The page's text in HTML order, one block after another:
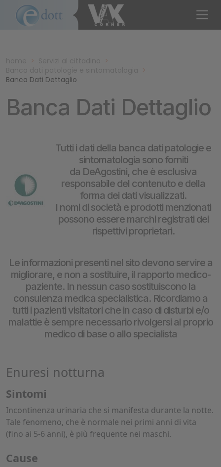
>
>
>
Banca Dati Dettaglio
Banca Dati Dettaglio
Tutti i dati della banca dati patologie e
sintomatologia sono forniti
da DeAgostini, che è esclusiva
responsabile del contenuto e della
forma dei dati visualizzati.
I nomi di società e prodotti menzionati
possono essere marchi registrati dei
rispettivi proprietari.
Le informazioni presenti nel sito devono servire a
migliorare, e non a sostituire, il rapporto medico-
paziente. In nessun caso sostituiscono la
consulenza medica specialistica. Ricordiamo a
tutti i pazienti visitatori che in caso di disturbi e/o
malattie è sempre necessario rivolgersi al proprio
medico di base o allo specialista
Enuresi notturna
Sintomi
Incontinenza urinaria che si manifesta durante la notte.
Tale fenomeno, che è normale nei primi anni di vita
(fino ai 5-6 anni), è più frequente nei maschi.
Cause